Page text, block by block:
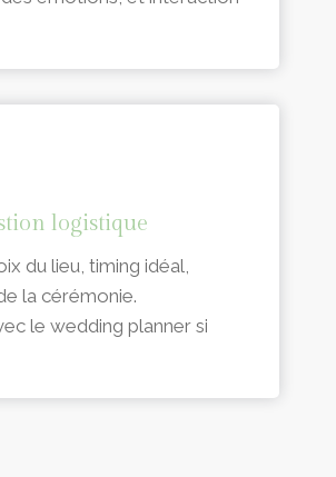
logistique
du lieu, timing idéal,
la cérémonie.
le wedding planner si